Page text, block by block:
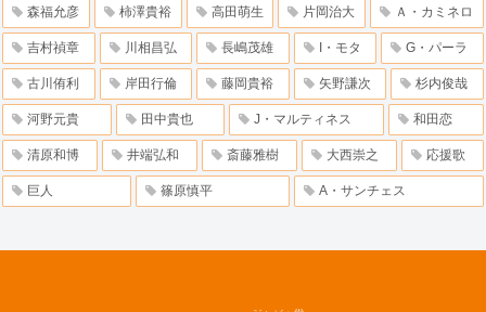
森福允彦 柿澤貴裕 高田萌生 片岡治大 Ａ・カミネロ
吉村禎章 川相昌弘 長嶋茂雄 I・モタ G・パーラ
古川侑利 岸田行倫 藤岡貴裕 矢野謙次 杉内俊哉
河野元貴 田中貴也 J・マルティネス 和田恋
清原和博 井端弘和 斎藤雅樹 大西崇之 応援歌
巨人 篠原慎平 A・サンチェス